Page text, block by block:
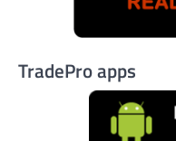
TradePro apps